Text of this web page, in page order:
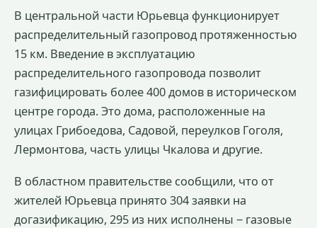
В центральной части Юрьевца функционирует
распределительный газопровод протяженностью
15 км. Введение в эксплуатацию
распределительного газопровода позволит
газифицировать более 400 домов в историческом
центре города. Это дома, расположенные на
улицах Грибоедова, Садовой, переулков Гоголя,
Лермонтова, часть улицы Чкалова и другие.
В областном правительстве сообщили, что от
жителей Юрьевца принято 304 заявки на
догазификацию, 295 из них исполнены ‒ газовые